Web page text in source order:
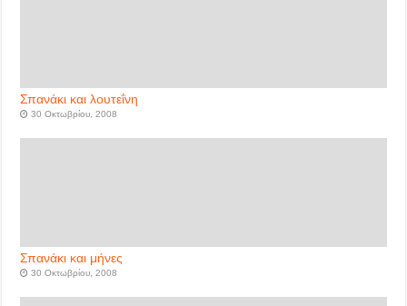
Σπανάκι και λουτεΐνη
30 Οκτωβρίου, 2008
Σπανάκι και μήνες
30 Οκτωβρίου, 2008